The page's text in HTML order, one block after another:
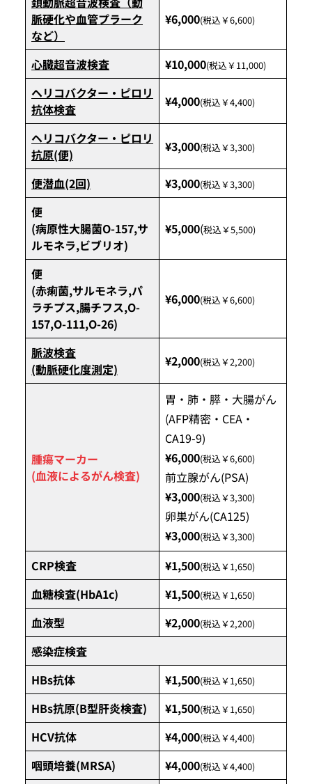
脈硬化や血管プラーク
など）
¥6,000(税込￥6,600)
心臓超音波検査 ¥10,000(税込￥11,000)
ヘリコバクター・ピロリ
抗体検査
¥4,000(税込￥4,400)
ヘリコバクター・ピロリ
抗原(便)
¥3,000(税込￥3,300)
便潜血(2回) ¥3,000(税込￥3,300)
便
(病原性大腸菌O-157,サ
ルモネラ,ビブリオ)
¥5,000(税込￥5,500)
便
(赤痢菌,サルモネラ,パ
ラチプス,腸チフス,O-
157,O-111,O-26)
¥6,000(税込￥6,600)
脈波検査
(動脈硬化度測定)
¥2,000(税込￥2,200)
腫瘍マーカー
(血液によるがん検査)
胃・肺・膵・大腸がん
(AFP精密・CEA・
CA19-9)
¥6,000(税込￥6,600)
前立腺がん(PSA)
¥3,000(税込￥3,300)
卵巣がん(CA125)
¥3,000(税込￥3,300)
CRP検査 ¥1,500(税込￥1,650)
血糖検査(HbA1c) ¥1,500(税込￥1,650)
血液型 ¥2,000(税込￥2,200)
感染症検査
HBs抗体
¥1,500(税込￥1,650)
HBs抗原(B型肝炎検査) ¥1,500(税込￥1,650)
HCV抗体 ¥4,000(税込￥4,400)
咽頭培養(MRSA) ¥4,000(税込￥4,400)